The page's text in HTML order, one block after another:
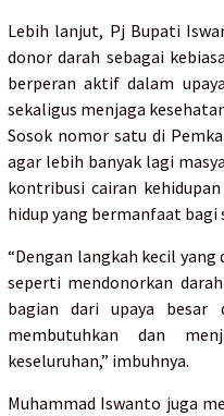
Lebih lanjut, Pj Bupati
donor darah sebagai
berperan aktif dalam
sekaligus menjaga
Sosok nomor satu di
agar lebih banyak lagi
kontribusi cairan
hidup yang bermanfaat bagi
“Dengan langkah kecil
seperti mendonorkan
bagian dari upaya besar
membutuhkan dan
keseluruhan,” imbuhnya.
Muhammad Iswanto juga